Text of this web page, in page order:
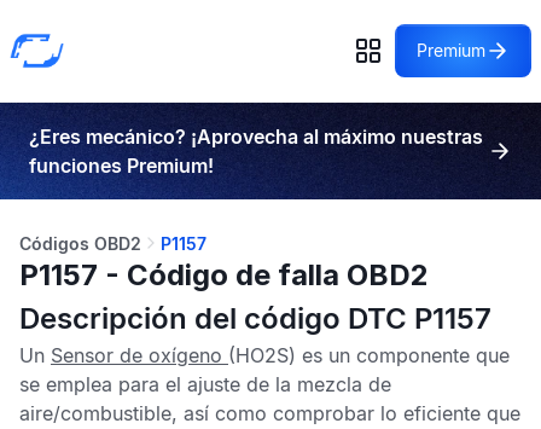
Premium
¿Eres mecánico? ¡Aprovecha al máximo nuestras
funciones Premium!
Códigos OBD2 P1157
P1157 - Código de falla OBD2
Descripción del código DTC P1157
Un Sensor de oxígeno (HO2S) es un componente que
se emplea para el ajuste de la mezcla de
aire/combustible, así como comprobar lo eficiente que